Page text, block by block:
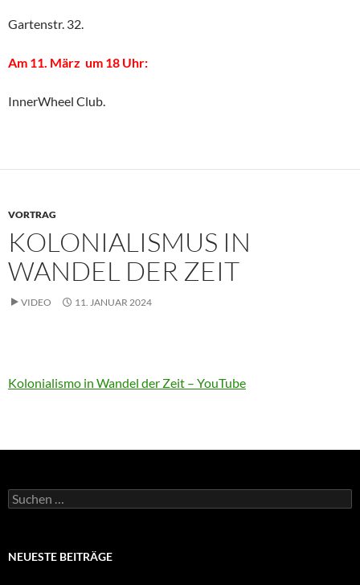
Gartenstr. 32.
Am 11. März um 18 Uhr:
InnerWheel Club.
VORTRAG
KOLONIALISMUS IN
WANDEL DER ZEIT
VIDEO 11. JANUAR 2024
Kolonialismo in Wandel der Zeit – YouTube
Suchen
nach:
NEUESTE BEITRÄGE